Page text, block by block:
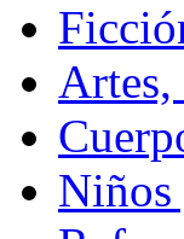
Artes,
Niños